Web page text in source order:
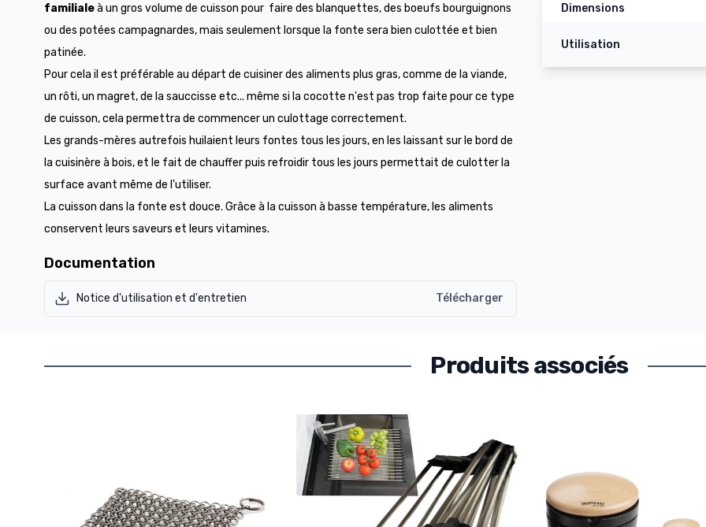
familialeà un gros volume de cuisson pour faire des blanquettes, des boeufs bourguignons
ou des potées campagnardes, mais seulement lorsque la fonte sera bien culottée et bien
patinée.
Pour cela il est préférable au départ de cuisiner des aliments plus gras, comme de la viande,
un rôti, un magret, de la sauccisse etc... même si la cocotte n'est pas trop faite pour ce type
de cuisson, cela permettra de commencer un culottage correctement.
Les grands-mères autrefois huilaient leurs fontes tous les jours, en les laissant sur le bord de
la cuisinère à bois, et le fait de chauffer puis refroidir tous les jours permettait de culotter la
surface avant même de l'utiliser.
La cuisson dans la fonte est douce. Grâce à la cuisson à basse température, les aliments
conservent leurs saveurs et leurs vitamines.
Documentation
Notice d'utilisation et d'entretien Télécharger
Dimensions
Utilisation
Produits associés